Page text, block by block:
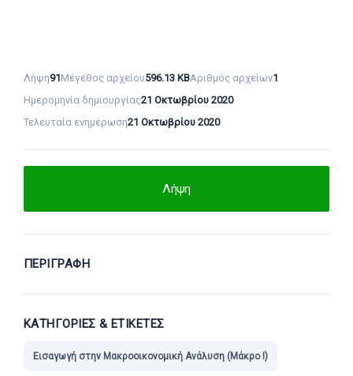
Λήψη91Μέγεθος αρχείου596.13 KBΑριθμός αρχείων1
Ημερομηνία δημιουργίας21 Οκτωβρίου 2020
Τελευταία ενημέρωση21 Οκτωβρίου 2020
Λήψη
ΠΕΡΙΓΡΑΦΉ
ΚΑΤΗΓΟΡΊΕΣ & ΕΤΙΚΈΤΕΣ
Εισαγωγή στην Μακροοικονομική Ανάλυση (Μάκρο Ι)